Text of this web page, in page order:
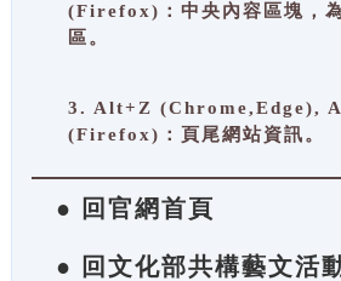
(Firefox)：中央內容區塊，
區。
3. Alt+Z (Chrome,Edge),
(Firefox)：頁尾網站資訊。
● 回官網首頁
● 回文化部共構藝文活